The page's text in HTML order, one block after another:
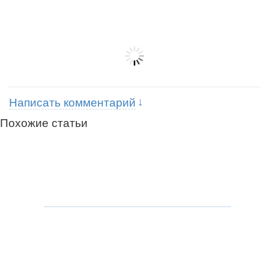
Написать комментарий
Похожие статьи